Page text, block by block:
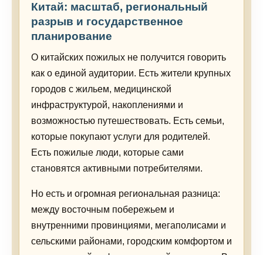
Китай: масштаб, региональный
разрыв и государственное
планирование
О китайских пожилых не получится говорить
как о единой аудитории. Есть жители крупных
городов с жильем, медицинской
инфраструктурой, накоплениями и
возможностью путешествовать. Есть семьи,
которые покупают услуги для родителей.
Есть пожилые люди, которые сами
становятся активными потребителями.
Но есть и огромная региональная разница:
между восточным побережьем и
внутренними провинциями, мегаполисами и
сельскими районами, городским комфортом и